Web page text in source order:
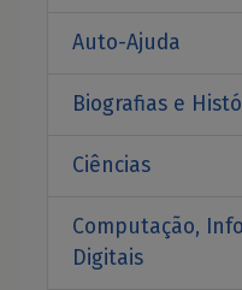
Auto-Ajuda
Biografias e
Ciências
Computação,
Digitais